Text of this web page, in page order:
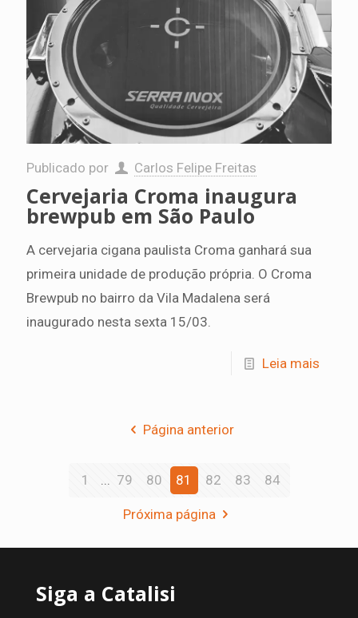
Publicado por Carlos Felipe Freitas
Cervejaria Croma inaugura
brewpub em São Paulo
A cervejaria cigana paulista Croma ganhará sua
primeira unidade de produção própria. O Croma
Brewpub no bairro da Vila Madalena será
inaugurado nesta sexta 15/03.
Leia mais
Página anterior
1 ... 79 80 81 82 83 84
Próxima página
Siga a Catalisi